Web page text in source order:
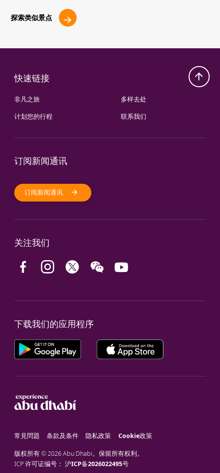
探索类似景点
快速链接
非凡之旅
计划您的行程
多样去处
联系我们
订阅新闻通讯
订阅新闻通讯
关注我们
下载我们的应用程序
常見問題 条款及条件 隐私政策 Cookie政策
版权所有 © 2026 Abu Dhabi。保留所有权利。
ICP 许可证编号： 沪ICP备2026022495号